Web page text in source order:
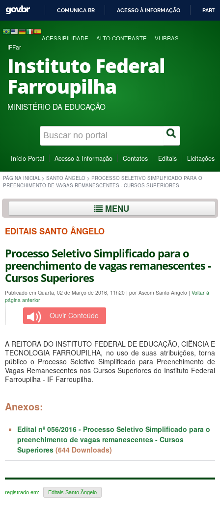
COMUNICA BR ACESSO À INFORMAÇÃO
ACESSIBILIDADE ALTO CONTRASTE VLIBRAS
IFFar
Instituto Federal
Farroupilha
MINISTÉRIO DA EDUCAÇÃO
Início Portal Acesso à Informação Contatos Editais Licitações
PÁGINA INICIAL > SANTO ÂNGELO > PROCESSO SELETIVO SIMPLIFICADO PARA O
PREENCHIMENTO DE VAGAS REMANESCENTES - CURSOS SUPERIORES
MENU
EDITAIS SANTO ÂNGELO
Processo Seletivo Simplificado para o
preenchimento de vagas remanescentes -
Cursos Superiores
Publicado em Quarta, 02 de Março de 2016, 11h20 | por Ascom Santo Ângelo | Voltar à
página anterior
Ouvir Conteúdo
A REITORA DO INSTITUTO FEDERAL DE EDUCAÇÃO, CIÊNCIA E
TECNOLOGIA FARROUPILHA, no uso de suas atribuições, torna
público o Processo Seletivo Simplificado para Preenchimento de
Vagas Remanescentes nos Cursos Superiores do Instituto Federal
Farroupilha - IF Farroupilha.
Anexos:
Edital nº 056/2016 - Processo Seletivo Simplificado para o
preenchimento de vagas remanescentes - Cursos
Superiores (644 Downloads)
registrado em: Editais Santo Ângelo